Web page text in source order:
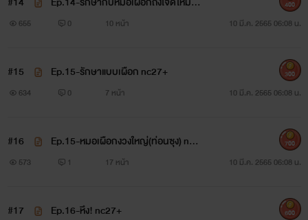
อีบุ๊ค พี่หอก&น้องเหมย
บ nc27+
655 0 10 หน้า 10 มี.ค. 2565 06:08 น.
400
#15 Ep.15-รักษาแบบเผือก nc27+
634 0 7 หน้า 10 มี.ค. 2565 06:08 น.
300
#16
Ep.15-หมอเผือกงวงใหญ่(ท่อนซุง) nc2
7+
573 1 17 หน้า 10 มี.ค. 2565 06:08 น.
700
#17 Ep.16-หึง! nc27+ 600